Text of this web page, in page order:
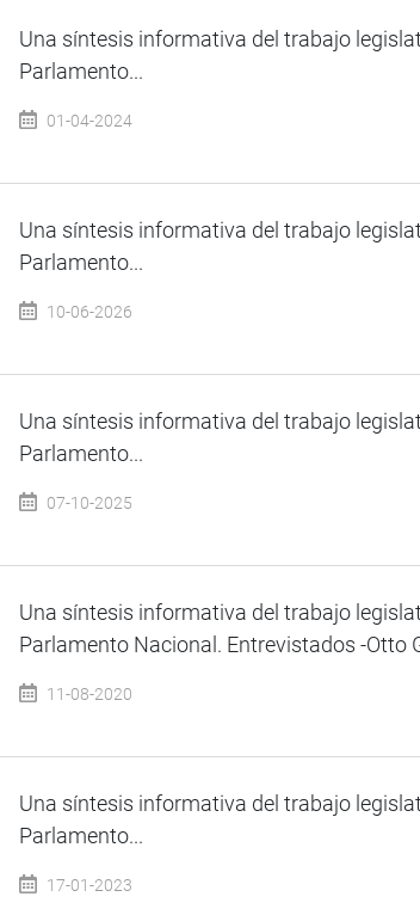
Una síntesis informativa del trabajo
Parlamento...
01-04-2024
Una síntesis informativa del trabajo
Parlamento...
10-06-2026
Una síntesis informativa del trabajo
Parlamento...
07-10-2025
Una síntesis informativa del trabajo
Parlamento Nacional. Entrevistados -Otto
11-08-2020
Una síntesis informativa del trabajo
Parlamento...
17-01-2023